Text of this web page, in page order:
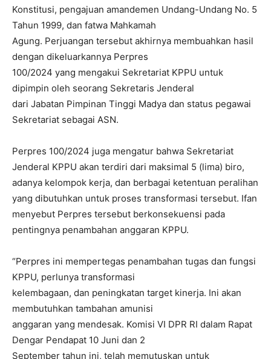
Konstitusi, pengajuan amandemen Undang-Undang No. 5
Tahun 1999, dan fatwa Mahkamah
Agung. Perjuangan tersebut akhirnya membuahkan hasil
dengan dikeluarkannya Perpres
100/2024 yang mengakui Sekretariat KPPU untuk
dipimpin oleh seorang Sekretaris Jenderal
dari Jabatan Pimpinan Tinggi Madya dan status pegawai
Sekretariat sebagai ASN.
Perpres 100/2024 juga mengatur bahwa Sekretariat
Jenderal KPPU akan terdiri dari maksimal 5 (lima) biro,
adanya kelompok kerja, dan berbagai ketentuan peralihan
yang dibutuhkan untuk proses transformasi tersebut. Ifan
menyebut Perpres tersebut berkonsekuensi pada
pentingnya penambahan anggaran KPPU.
“Perpres ini mempertegas penambahan tugas dan fungsi
KPPU, perlunya transformasi
kelembagaan, dan peningkatan target kinerja. Ini akan
membutuhkan tambahan amunisi
anggaran yang mendesak. Komisi VI DPR RI dalam Rapat
Dengar Pendapat 10 Juni dan 2
September tahun ini, telah memutuskan untuk